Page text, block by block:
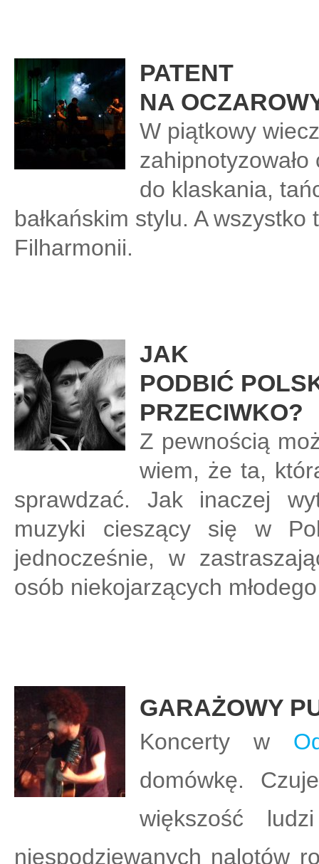
PATENT
NA
W piątkowy
do klaskania,
bałkańskim stylu. A
Filharmonii.
JAK
PODBIĆ
PRZECIWKO?
Z pewnością
wiem, że ta,
sprawdzać. Jak inaczej
muzyki cieszący się w
jednocześnie, w
osób niekojarzących
GARAŻOWY
Koncerty w
domówkę.
większość
niespodziewanych nalotów